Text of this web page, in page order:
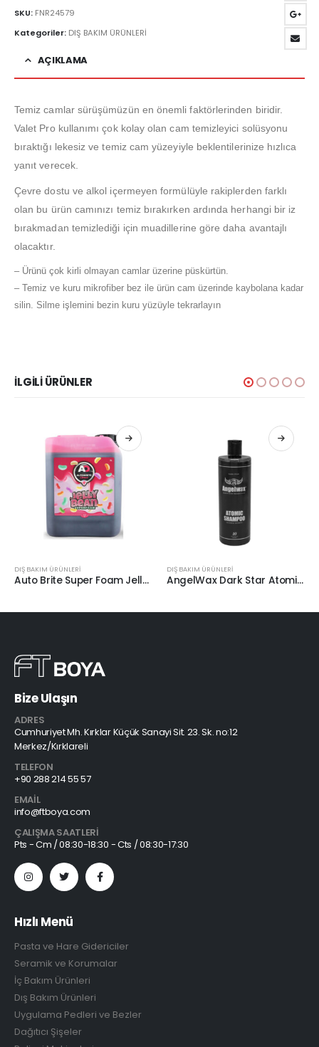
SKU: FNR24579
Kategoriler: DIŞ BAKIM ÜRÜNLERİ
AÇIKLAMA
Temiz camlar sürüşümüzün en önemli faktörlerinden biridir.
Valet Pro kullanımı çok kolay olan cam temizleyici solüsyonu
bıraktığı lekesiz ve temiz cam yüzeyiyle beklentilerinize hızlıca
yanıt verecek.
Çevre dostu ve alkol içermeyen formülüyle rakiplerden farklı
olan bu ürün camınızı temiz bırakırken ardında herhangi bir iz
bırakmadan temizlediği için muadillerine göre daha avantajlı
olacaktır.
– Ürünü çok kirli olmayan camlar üzerine püskürtün.
– Temiz ve kuru mikrofiber bez ile ürün cam üzerinde kaybolana kadar
silin. Silme işlemini bezin kuru yüzüyle tekrarlayın
İLGILI ÜRÜNLER
DIŞ BAKIM ÜRÜNLERİ
Auto Brite Super Foam Jelly Bean Şeker Kokulu 5lt
DIŞ BAKIM ÜRÜNLERİ
AngelWax Dark Star Atomic Shampoo Grafen İçerikli Şampuan 500ml.
Bize Ulaşın
ADRES
Cumhuriyet Mh. Kırklar Küçük Sanayi Sit. 23. Sk. no:12
Merkez/Kırklareli
TELEFON
+90 288 214 55 57
EMAIL
info@ftboya.com
ÇALIŞMA SAATLERI
Pts - Cm / 08:30-18:30 - Cts / 08:30-17:30
Hızlı Menü
Pasta ve Hare Gidericiler
Seramik ve Korumalar
İç Bakım Ürünleri
Dış Bakım Ürünleri
Uygulama Pedleri ve Bezler
Dağıtıcı Şişeler